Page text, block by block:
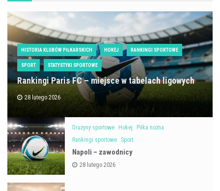
HISTORIA KLUBÓW PIŁKARSKICH HOKEJ RANKINGI SPORTOWE
SPORT STATYSTYKI SPORTOWE
Rankingi Paris FC – miejsce w tabelach ligowych
28 lutego 2026
Drużyny sportowe Hokej
Piłka nożna
Rankingi sportowe
Sport
Napoli – zawodnicy
28 lutego 2026